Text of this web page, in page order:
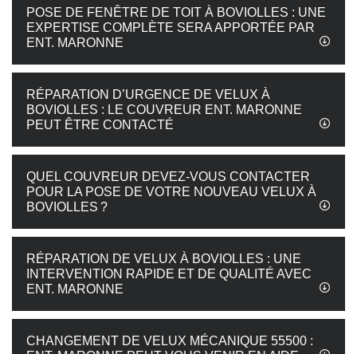
POSE DE FENÊTRE DE TOIT À BOVIOLLES : UNE
EXPERTISE COMPLÈTE SERA APPORTÉE PAR
ENT. MARONNE
RÉPARATION D’URGENCE DE VELUX À
BOVIOLLES : LE COUVREUR ENT. MARONNE
PEUT ÊTRE CONTACTÉ
QUEL COUVREUR DEVEZ-VOUS CONTACTER
POUR LA POSE DE VOTRE NOUVEAU VELUX À
BOVIOLLES ?
RÉPARATION DE VELUX À BOVIOLLES : UNE
INTERVENTION RAPIDE ET DE QUALITÉ AVEC
ENT. MARONNE
CHANGEMENT DE VELUX MÉCANIQUE 55500 :